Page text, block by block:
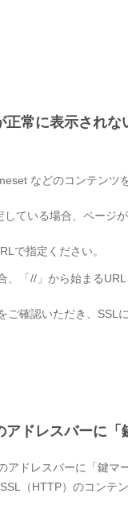
常に表示され
などのコンテンツ
ている場合、ページ
で指定ください。
、「//」から始まる
ご確認いただき、SSL
ドレスバーに「
ドレスバーに「鍵マ
（HTTP）のコンテ